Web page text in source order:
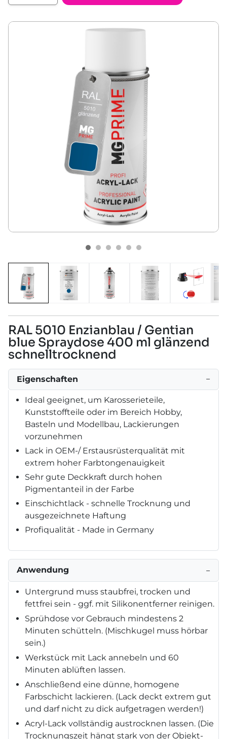
RAL 5010 Enzianblau / Gentian
blue Spraydose 400 ml glänzend
schnelltrocknend
Eigenschaften −
Ideal geeignet, um Karosserieteile,
Kunststoffteile oder im Bereich Hobby,
Basteln und Modellbau, Lackierungen
vorzunehmen
Lack in OEM-/ Erstausrüsterqualität mit
extrem hoher Farbtongenauigkeit
Sehr gute Deckkraft durch hohen
Pigmentanteil in der Farbe
Einschichtlack - schnelle Trocknung und
ausgezeichnete Haftung
Profiqualität - Made in Germany
Anwendung −
Untergrund muss staubfrei, trocken und
fettfrei sein - ggf. mit Silikonentferner reinigen.
Sprühdose vor Gebrauch mindestens 2
Minuten schütteln. (Mischkugel muss hörbar
sein.)
Werkstück mit Lack annebeln und 60
Minuten ablüften lassen.
Anschließend eine dünne, homogene
Farbschicht lackieren. (Lack deckt extrem gut
und darf nicht zu dick aufgetragen werden!)
Acryl-Lack vollständig austrocknen lassen. (Die
Trocknungszeit hängt stark von der Objekt-